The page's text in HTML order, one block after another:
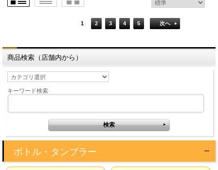
1 2 3 4 5 次へ
商品検索（店舗内から）
キーワード検索
ボトル・タンブラー